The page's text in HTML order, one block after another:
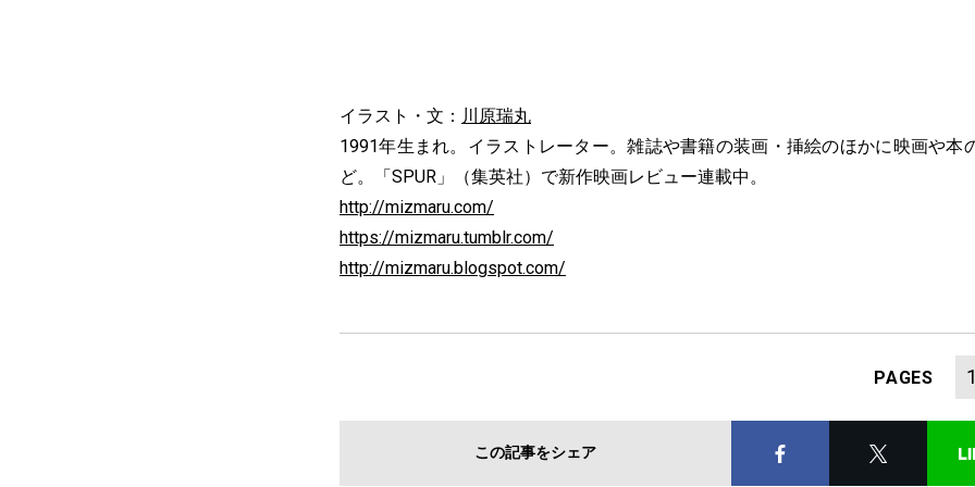
イラスト・文： 川原瑞丸
1991年生まれ。イラストレーター。雑誌や書籍の装画・挿絵のほかに映画や本
ど。「SPUR」（集英社）で新作映画レビュー連載中。
http://mizmaru.com/
https://mizmaru.tumblr.com/
http://mizmaru.blogspot.com/
PAGES 1
この記事をシェア